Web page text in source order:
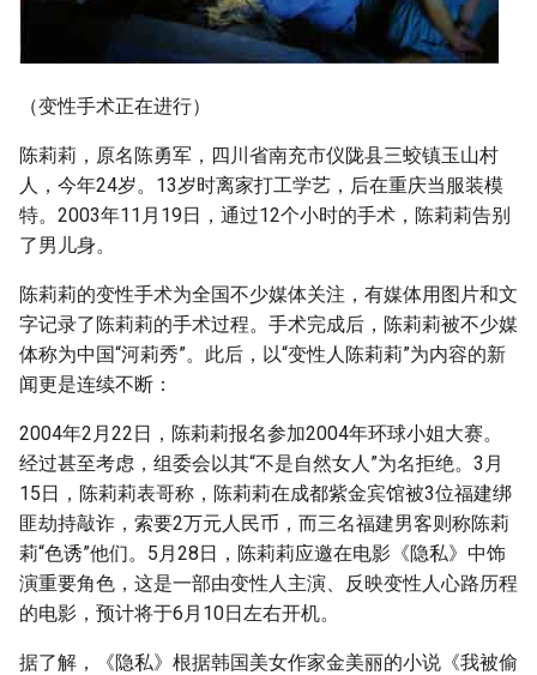
（变性手术正在进行）
陈莉莉，原名陈勇军，四川省南充市仪陇县三蛟镇玉山村
人，今年24岁。13岁时离家打工学艺，后在重庆当服装模
特。2003年11月19日，通过12个小时的手术，陈莉莉告别
了男儿身。
陈莉莉的变性手术为全国不少媒体关注，有媒体用图片和文
字记录了陈莉莉的手术过程。手术完成后，陈莉莉被不少媒
体称为中国“河莉秀”。此后，以“变性人陈莉莉”为内容的新
闻更是连续不断：
2004年2月22日，陈莉莉报名参加2004年环球小姐大赛。
经过甚至考虑，组委会以其“不是自然女人”为名拒绝。3月
15日，陈莉莉表哥称，陈莉莉在成都紫金宾馆被3位福建绑
匪劫持敲诈，索要2万元人民币，而三名福建男客则称陈莉
莉“色诱”他们。5月28日，陈莉莉应邀在电影《隐私》中饰
演重要角色，这是一部由变性人主演、反映变性人心路历程
的电影，预计将于6月10日左右开机。
据了解，《隐私》根据韩国美女作家金美丽的小说《我被偷